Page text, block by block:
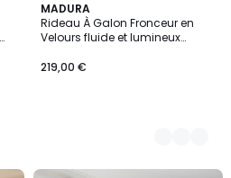
MADURA
Rideau À Galon Fronceur en
Velours fluide et lumineux
219,00 €
7
Couleurs